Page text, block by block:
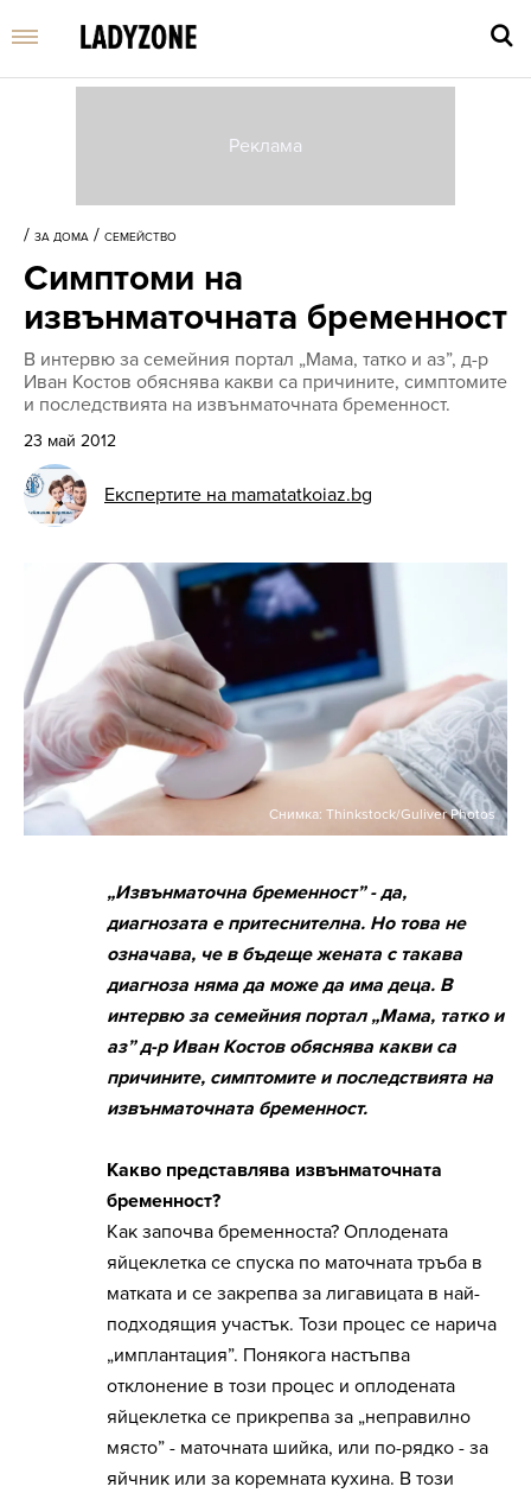
Enter
/ ЗА ДОМА / СЕМЕЙСТВО
Симптоми на
извънматочната бременност
В интервю за семейния портал „Мама, татко и аз”, д-р
Иван Костов обяснява какви са причините, симптомите
и последствията на извънматочната бременност.
23 май 2012
Експертите на mamatatkoiaz.bg
Снимка: Thinkstock/Guliver Photos
„Извънматочна бременност” - да,
диагнозата е притеснителна. Но това не
означава, че в бъдеще жената с такава
диагноза няма да може да има деца. В
интервю за семейния портал „Мама, татко и
аз” д-р Иван Костов обяснява какви са
причините, симптомите и последствията на
извънматочната бременност.
Какво представлява извънматочната
бременност?
Как започва бременноста? Оплодената
яйцеклетка се спуска по маточната тръба в
матката и се закрепва за лигавицата в най-
подходящия участък. Този процес се нарича
„имплантация”. Понякога настъпва
отклонение в този процес и оплодената
яйцеклетка се прикрепва за „неправилно
място” - маточната шийка, или по-рядко - за
яйчник или за коремната кухина. В този